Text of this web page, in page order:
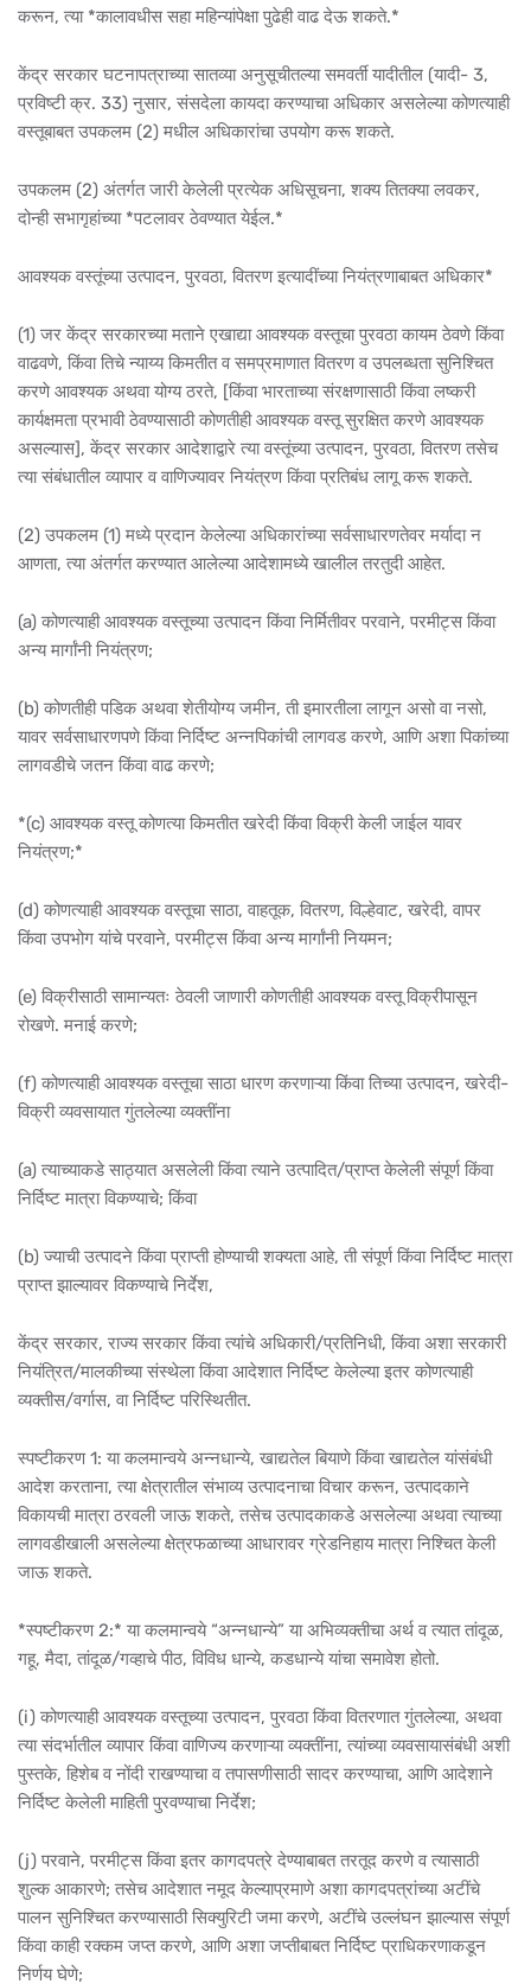
करून, त्या *कालावधीस सहा महिन्यांपेक्षा पुढेही वाढ देऊ शकते.*
केंद्र सरकार घटनापत्राच्या सातव्या अनुसूचीतल्या समवर्ती यादीतील (यादी- 3,
प्रविष्टी क्र. 33) नुसार, संसदेला कायदा करण्याचा अधिकार असलेल्या कोणत्याही
वस्तूबाबत उपकलम (2) मधील अधिकारांचा उपयोग करू शकते.
उपकलम (2) अंतर्गत जारी केलेली प्रत्येक अधिसूचना, शक्य तितक्या लवकर,
दोन्ही सभागृहांच्या *पटलावर ठेवण्यात येईल.*
आवश्यक वस्तूंच्या उत्पादन, पुरवठा, वितरण इत्यादींच्या नियंत्रणाबाबत अधिकार*
(1) जर केंद्र सरकारच्या मताने एखाद्या आवश्यक वस्तूचा पुरवठा कायम ठेवणे किंवा
वाढवणे, किंवा तिचे न्याय्य किमतीत व समप्रमाणात वितरण व उपलब्धता सुनिश्चित
करणे आवश्यक अथवा योग्य ठरते, [किंवा भारताच्या संरक्षणासाठी किंवा लष्करी
कार्यक्षमता प्रभावी ठेवण्यासाठी कोणतीही आवश्यक वस्तू सुरक्षित करणे आवश्यक
असल्यास], केंद्र सरकार आदेशाद्वारे त्या वस्तूंच्या उत्पादन, पुरवठा, वितरण तसेच
त्या संबंधातील व्यापार व वाणिज्यावर नियंत्रण किंवा प्रतिबंध लागू करू शकते.
(2) उपकलम (1) मध्ये प्रदान केलेल्या अधिकारांच्या सर्वसाधारणतेवर मर्यादा न
आणता, त्या अंतर्गत करण्यात आलेल्या आदेशामध्ये खालील तरतुदी आहेत.
(a) कोणत्याही आवश्यक वस्तूच्या उत्पादन किंवा निर्मितीवर परवाने, परमीट्स किंवा
अन्य मार्गांनी नियंत्रण;
(b) कोणतीही पडिक अथवा शेतीयोग्य जमीन, ती इमारतीला लागून असो वा नसो,
यावर सर्वसाधारणपणे किंवा निर्दिष्ट अन्नपिकांची लागवड करणे, आणि अशा पिकांच्या
लागवडीचे जतन किंवा वाढ करणे;
*(c) आवश्यक वस्तू कोणत्या किमतीत खरेदी किंवा विक्री केली जाईल यावर
नियंत्रण;*
(d) कोणत्याही आवश्यक वस्तूचा साठा, वाहतूक, वितरण, विल्हेवाट, खरेदी, वापर
किंवा उपभोग यांचे परवाने, परमीट्स किंवा अन्य मार्गांनी नियमन;
(e) विक्रीसाठी सामान्यतः ठेवली जाणारी कोणतीही आवश्यक वस्तू विक्रीपासून
रोखणे. मनाई करणे;
(f) कोणत्याही आवश्यक वस्तूचा साठा धारण करणाऱ्या किंवा तिच्या उत्पादन, खरेदी-
विक्री व्यवसायात गुंतलेल्या व्यक्तींना
(a) त्याच्याकडे साठ्यात असलेली किंवा त्याने उत्पादित/प्राप्त केलेली संपूर्ण किंवा
निर्दिष्ट मात्रा विकण्याचे; किंवा
(b) ज्याची उत्पादने किंवा प्राप्ती होण्याची शक्यता आहे, ती संपूर्ण किंवा निर्दिष्ट मात्रा
प्राप्त झाल्यावर विकण्याचे निर्देश,
केंद्र सरकार, राज्य सरकार किंवा त्यांचे अधिकारी/प्रतिनिधी, किंवा अशा सरकारी
नियंत्रित/मालकीच्या संस्थेला किंवा आदेशात निर्दिष्ट केलेल्या इतर कोणत्याही
व्यक्तीस/वर्गास, वा निर्दिष्ट परिस्थितीत.
स्पष्टीकरण 1: या कलमान्वये अन्नधान्ये, खाद्यतेल बियाणे किंवा खाद्यतेल यांसंबंधी
आदेश करताना, त्या क्षेत्रातील संभाव्य उत्पादनाचा विचार करून, उत्पादकाने
विकायची मात्रा ठरवली जाऊ शकते, तसेच उत्पादकाकडे असलेल्या अथवा त्याच्या
लागवडीखाली असलेल्या क्षेत्रफळाच्या आधारावर ग्रेडनिहाय मात्रा निश्चित केली
जाऊ शकते.
*स्पष्टीकरण 2:* या कलमान्वये “अन्नधान्ये” या अभिव्यक्तीचा अर्थ व त्यात तांदूळ,
गहू, मैदा, तांदूळ/गव्हाचे पीठ, विविध धान्ये, कडधान्ये यांचा समावेश होतो.
(i) कोणत्याही आवश्यक वस्तूच्या उत्पादन, पुरवठा किंवा वितरणात गुंतलेल्या, अथवा
त्या संदर्भातील व्यापार किंवा वाणिज्य करणाऱ्या व्यक्तींना, त्यांच्या व्यवसायासंबंधी अशी
पुस्तके, हिशेब व नोंदी राखण्याचा व तपासणीसाठी सादर करण्याचा, आणि आदेशाने
निर्दिष्ट केलेली माहिती पुरवण्याचा निर्देश;
(j) परवाने, परमीट्स किंवा इतर कागदपत्रे देण्याबाबत तरतूद करणे व त्यासाठी
शुल्क आकारणे; तसेच आदेशात नमूद केल्याप्रमाणे अशा कागदपत्रांच्या अटींचे
पालन सुनिश्चित करण्यासाठी सिक्युरिटी जमा करणे, अटींचे उल्लंघन झाल्यास संपूर्ण
किंवा काही रक्कम जप्त करणे, आणि अशा जप्तीबाबत निर्दिष्ट प्राधिकरणाकडून
निर्णय घेणे;